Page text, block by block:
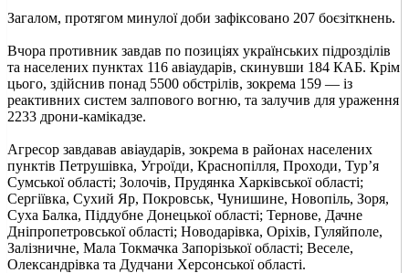
Загалом, протягом минулої доби зафіксовано 207 боєзіткнень.
Вчора противник завдав по позиціях українських підрозділів
та населених пунктах 116 авіаударів, скинувши 184 КАБ. Крім
цього, здійснив понад 5500 обстрілів, зокрема 159 — із
реактивних систем залпового вогню, та залучив для ураження
2233 дрони-камікадзе.
Агресор завдавав авіаударів, зокрема в районах населених
пунктів Петрушівка, Угроїди, Краснопілля, Проходи, Тур’я
Сумської області; Золочів, Прудянка Харківської області;
Сергіївка, Сухий Яр, Покровськ, Чунишине, Новопіль, Зоря,
Суха Балка, Піддубне Донецької області; Тернове, Дачне
Дніпропетровської області; Новодарівка, Оріхів, Гуляйполе,
Залізничне, Мала Токмачка Запорізької області; Веселе,
Олександрівка та Дудчани Херсонської області.